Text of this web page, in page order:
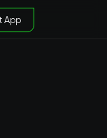
App